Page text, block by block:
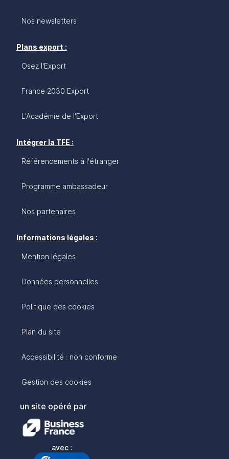
Nos newsletters
Plans export :
Osez l'Export
France 2030 Export
L'Académie de l'Export
Intégrer la TFE :
Référencements à l'étranger
Programme ambassadeur
Nos partenaires
Informations légales :
Mention légales
Données personnelles
Politique des cookies
Plan du site
Accessibilité : non conforme
Gestion des cookies
un site opéré par
avec :